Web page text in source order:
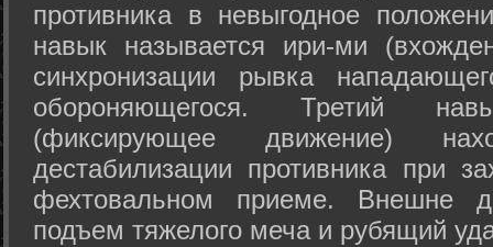
противника в невыгодное
навык называется ири-ми
синхронизации рывка
обороняющегося. Третий
(фиксирующее движение)
дестабилизации противника при
фехтовальном приеме. Внешне
подъем тяжелого меча и рубящий